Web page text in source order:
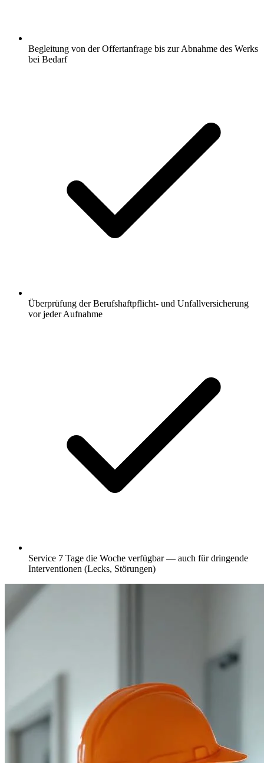
Begleitung von der Offertanfrage bis zur Abnahme des Werks
bei Bedarf
Überprüfung der Berufshaftpflicht- und Unfallversicherung
vor jeder Aufnahme
Service 7 Tage die Woche verfügbar — auch für dringende
Interventionen (Lecks, Störungen)